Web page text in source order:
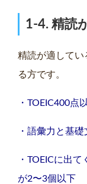
1-4. 精読
精読が適してい
る方です。
・TOEIC400点
・語彙力と基
・TOEICに出
が2〜3個以下